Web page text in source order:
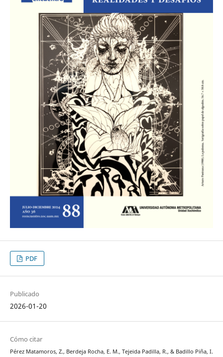
PDF
Publicado
2026-01-20
Cómo citar
Pérez Matamoros, Z., Berdeja Rocha, E. M., Tejeida Padilla, R., & Badillo Piña, I.